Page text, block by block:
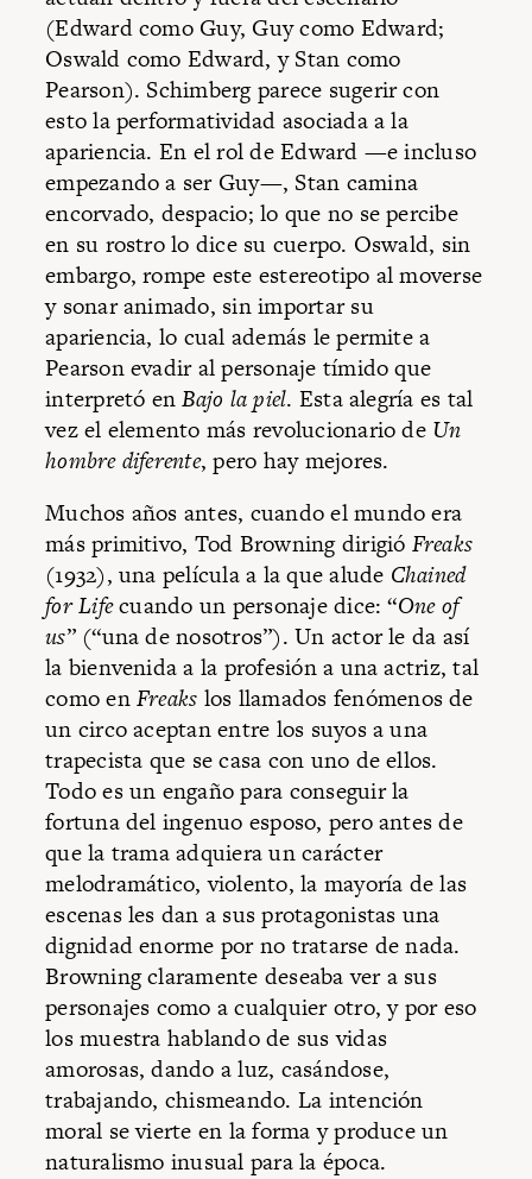
(Edward como Guy, Guy como Edward;
Oswald como Edward, y Stan como
Pearson). Schimberg parece sugerir con
esto la performatividad asociada a la
apariencia. En el rol de Edward —e incluso
empezando a ser Guy—, Stan camina
encorvado, despacio; lo que no se percibe
en su rostro lo dice su cuerpo. Oswald, sin
embargo, rompe este estereotipo al moverse
y sonar animado, sin importar su
apariencia, lo cual además le permite a
Pearson evadir al personaje tímido que
interpretó enBajo la piel. Esta alegría es tal
vez el elemento más revolucionario de Un
hombre diferente, pero hay mejores.
Muchos años antes, cuando el mundo era
más primitivo, Tod Browning dirigió Freaks
(1932), una película a la que alude Chained
for Lifecuando un personaje dice: “One of
us” (“una de nosotros”). Un actor le da así
la bienvenida a la profesión a una actriz, tal
como enFreaks los llamados fenómenos de
un circo aceptan entre los suyos a una
trapecista que se casa con uno de ellos.
Todo es un engaño para conseguir la
fortuna del ingenuo esposo, pero antes de
que la trama adquiera un carácter
melodramático, violento, la mayoría de las
escenas les dan a sus protagonistas una
dignidad enorme por no tratarse de nada.
Browning claramente deseaba ver a sus
personajes como a cualquier otro, y por eso
los muestra hablando de sus vidas
amorosas, dando a luz, casándose,
trabajando, chismeando. La intención
moral se vierte en la forma y produce un
naturalismo inusual para la época.